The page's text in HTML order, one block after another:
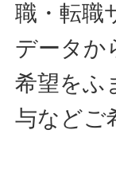
職・転職
データか
希望をふ
与などご